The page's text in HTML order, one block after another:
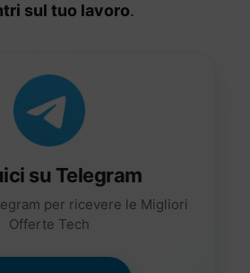
sul tuo lavoro.
su Telegram
per ricevere le Migliori
Offerte Tech